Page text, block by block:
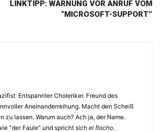
LINKTIPP: WARNUNG VOR ANRUF VOM
“MICROSOFT-SUPPORT”
Entspannter Choleriker. Freund des
Aneinanderreihung. Macht den Scheiß
lassen. Warum auch? Ach ja, der Name.
"der Faule" und spricht sich el flocho. .